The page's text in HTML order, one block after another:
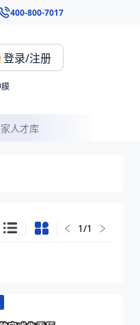
400-800-7017
登录/注册
人才库
1/1